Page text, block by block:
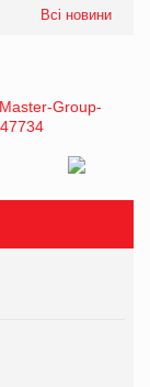
Всі новини